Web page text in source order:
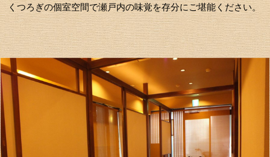
くつろぎの個室空間で瀬戸内の味覚を存分にご堪能ください。